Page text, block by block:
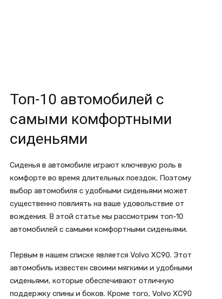
Топ-10 автомобилей с
самыми комфортными
сиденьями
Сиденья в автомобиле играют ключевую роль в
комфорте во время длительных поездок. Поэтому
выбор автомобиля с удобными сиденьями может
существенно повлиять на ваше удовольствие от
вождения. В этой статье мы рассмотрим топ-10
автомобилей с самыми комфортными сиденьями.
Первым в нашем списке является Volvo XC90. Этот
автомобиль известен своими мягкими и удобными
сиденьями, которые обеспечивают отличную
поддержку спины и боков. Кроме того, Volvo XC90